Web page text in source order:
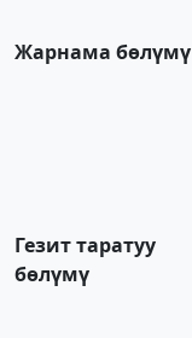
Жарнама бөлүмү
Гезит таратуу
бөлүмү